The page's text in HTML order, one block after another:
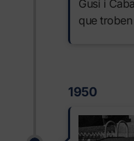
Gusi i
que
1950